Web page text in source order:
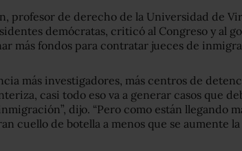
profesor de derecho de la Universidad de
demócratas, criticó al Congreso y al
más fondos para contratar jueces de
más investigadores, más centros de
casi todo eso va a generar casos que
dijo. “Pero como están llegando
cuello de botella a menos que se aumente